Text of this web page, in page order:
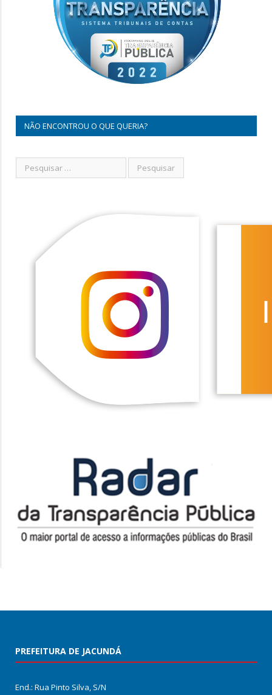
NÃO ENCONTROU O QUE QUERIA?
PREFEITURA DE JACUNDÁ
End.: Rua Pinto Silva, S/N